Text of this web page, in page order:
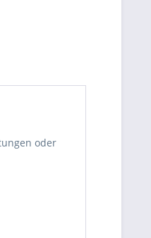
oder